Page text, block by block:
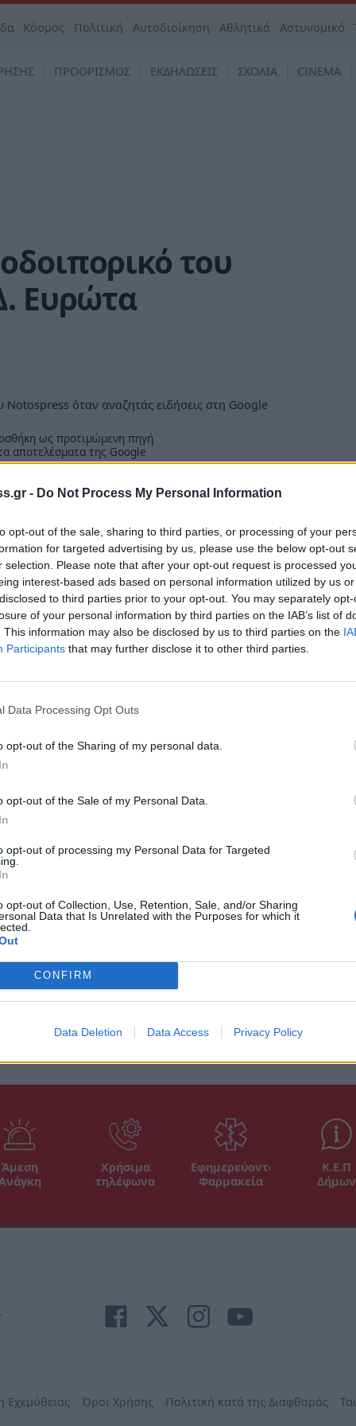
- Do Not Process My Personal Information
opt-out of the sale, sharing to third parties, or processing of your
for targeted advertising by us, please use the below opt-out
selection. Please note that after your opt-out request is processed
interest-based ads based on personal information utilized by us
to third parties prior to your opt-out. You may separately
of your personal information by third parties on the IAB’s list of
This information may also be disclosed by us to third parties on the
Participants that may further disclose it to other third parties.
Data Processing Opt Outs
opt-out of the Sharing of my personal data.
opt-out of the Sale of my Personal Data.
opt-out of processing my Personal Data for Targeted
opt-out of Collection, Use, Retention, Sale, and/or Sharing
Data that Is Unrelated with the Purposes for which it
CONFIRM
Data Deletion Data Access Privacy Policy
Κόσμος Πολιτική Αυτοδιοίκηση Αθλητικά Αστυνομικά
ΠΡΟΟΡΙΣΜΟΣ ΕΚΔΗΛΩΣΕΙΣ ΣΧΟΛΙΑ CINEMA
του
Ευρώτα
όταν αναζητάς ειδήσεις στη Google
ως προτιμώμενη πηγή
αποτελέσματα της Google
2016 το οδοιπορικό του
ιατρικής του οργανισμού «Χαμόγελο
του «Ιπποκράτη» πραγματοποιήθηκαν 528
της Πρωτοβάθμιας Εκπαίδευσης
Σκάλα, το Βλαχιώτη, το Έλος, τον
τα Νιάτα κ.ά. Η δράση συνδιοργανώθηκε
τον Σύλλογο Εκπαιδευτικών Π.Ε.
γιατροί κ.κ. Δημήτρης Κόκκινος,
Πόκα, Γεώργιο Μπουφίδη,
Κοντοράβδη, Ελένη Ντέντε, καθώς και
που εθελοντικά συνέδραμαν το έργο
Γονέων του 1ου Δημοτικού Σχολείου
συνέβαλε αποφασιστικά στην επιτυχή
εύχονται να πραγματοποιηθούν
ιατρικής με στόχο την προάσπιση και
Άμεση
Χρήσιμα
τηλέφωνα
Εφημερεύοντα
Φαρμακεία
Κ.Ε.Π
Δήμων
Εχεμύθειας Όροι Χρήσης Πολιτική κατά της Διαφθοράς